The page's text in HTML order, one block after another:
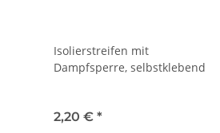
Isolierstreifen mit
Dampfsperre, selbstklebend
2,20 € *